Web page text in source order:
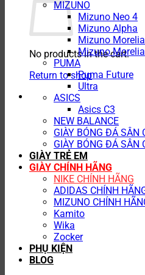
No products in the cart.
Return to shop
MIZUNO
Mizuno Neo 4
Mizuno Alpha
Mizuno
Mizuno Morelia
PUMA
Puma Future
Ultra
ASICS
Asics C3
NEW BALANCE
GIÀY BÓNG ĐÁ SÂN
GIÀY BÓNG ĐÁ SÂN
GIÀY TRẺ EM
GIÀY CHÍNH HÃNG
NIKE CHÍNH HÃNG
ADIDAS CHÍNH
MIZUNO CHÍNH
Kamito
Wika
Zocker
PHỤ KIỆN
BLOG